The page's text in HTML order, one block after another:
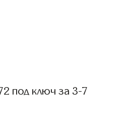
под ключ за 3-7